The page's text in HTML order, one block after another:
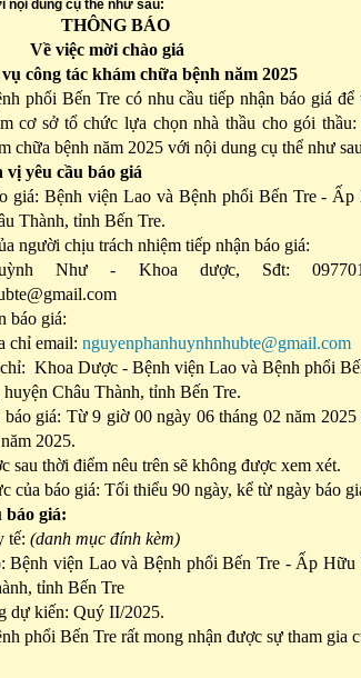
nội dung cụ thể như sau:
BÁO
chào giá
công tác khám chữa bệnh năm 2025
phổi Bến Tre có nhu cầu tiếp nhận báo giá để
cơ sở tổ chức lựa chọn nhà thầu cho gói
chữa bệnh năm 2025 với nội dung cụ thể như
yêu cầu báo giá
giá: Bệnh viện Lao và Bệnh phổi Bến Tre - Ấp
Thành, tỉnh Bến Tre.
người chịu trách nhiệm tiếp nhận báo giá:
Như - Khoa dược, Sđt:
báo giá:
chỉ email: nguyenphanhuynhnhubte@gmail.com
Khoa Dược - Bệnh viện Lao và Bệnh phổi
Châu Thành, tỉnh Bến Tre.
giá: Từ 9 giờ 00 ngày 06 tháng 02 năm
2025.
sau thời điểm nêu trên sẽ không được xem xét.
của báo giá: Tối thiểu 90 ngày, kể từ ngày báo
báo giá:
tế: (danh mục đính kèm)
Bệnh viện Lao và Bệnh phổi Bến Tre - Ấp Hữu
tỉnh Bến Tre
dự kiến: Quý II/2025.
phổi Bến Tre rất mong nhận được sự tham gia